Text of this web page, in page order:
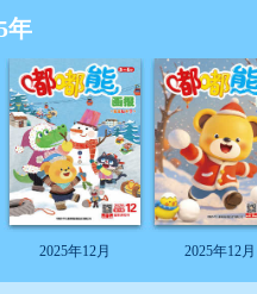
年
2025年12月 2025年12月